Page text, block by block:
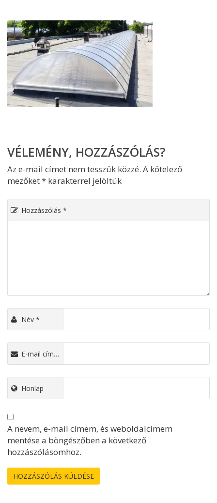
VÉLEMÉNY, HOZZÁSZÓLÁS?
Az e-mail címet nem tesszük közzé. A kötelező
mezőket* karakterrel jelöltük
Hozzászólás *
Név *
E-mail cím *
Honlap
A nevem, e-mail címem, és weboldalcímem
mentése a böngészőben a következő
hozzászólásomhoz.